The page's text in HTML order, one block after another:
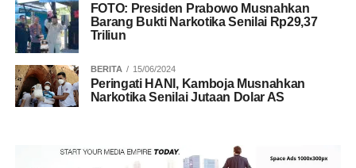
FOTO: Presiden Prabowo Musnahkan
Barang Bukti Narkotika Senilai Rp29,37
Triliun
BERITA 15/06/2024
Peringati HANI, Kamboja Musnahkan
Narkotika Senilai Jutaan Dolar AS